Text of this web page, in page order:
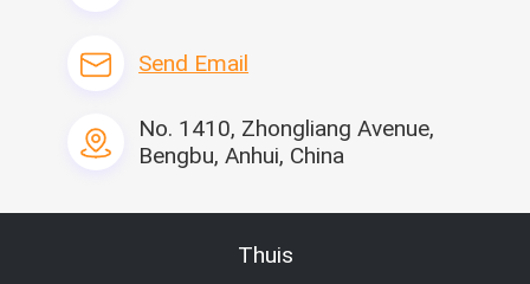
Send Email
No. 1410, Zhongliang Avenue,
Bengbu, Anhui, China
Thuis